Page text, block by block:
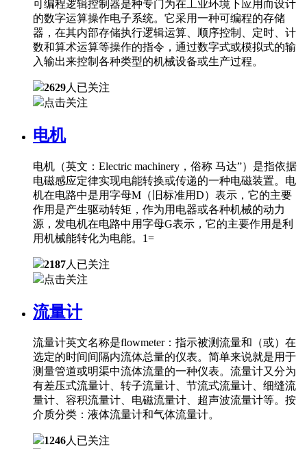
可编程逻辑控制器是种专门为在工业环境下应用而设计
的数字运算操作电子系统。它采用一种可编程的存储
器，在其内部存储执行逻辑运算、顺序控制、定时、计
数和算术运算等操作的指令，通过数字式或模拟式的输
入输出来控制各种类型的机械设备或生产过程。
2629人已关注
点击关注
电机
电机（英文：Electric machinery，俗称 马达”）是指依据
电磁感应定律实现电能转换或传递的一种电磁装置。电
机在电路中是用字母M（旧标准用D）表示，它的主要
作用是产生驱动转矩，作为用电器或各种机械的动力
源，发电机在电路中用字母G表示，它的主要作用是利
用机械能转化为电能。1=
2187人已关注
点击关注
流量计
流量计英文名称是flowmeter：指示被测流量和（或）在
选定的时间间隔内流体总量的仪表。简单来说就是用于
测量管道或明渠中流体流量的一种仪表。流量计又分为
有差压式流量计、转子流量计、节流式流量计、细缝流
量计、容积流量计、电磁流量计、超声波流量计等。按
介质分类：液体流量计和气体流量计。
1246人已关注